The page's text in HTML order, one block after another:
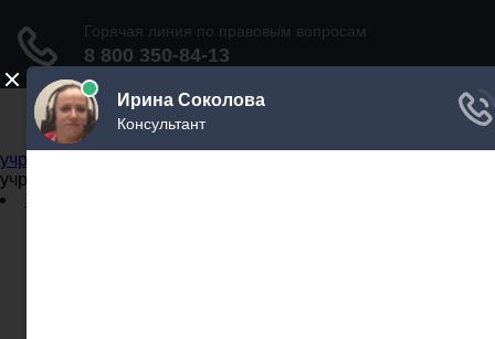
Не официальный справочник государственных
учреждений
учреждений
Задать вопрос юристу